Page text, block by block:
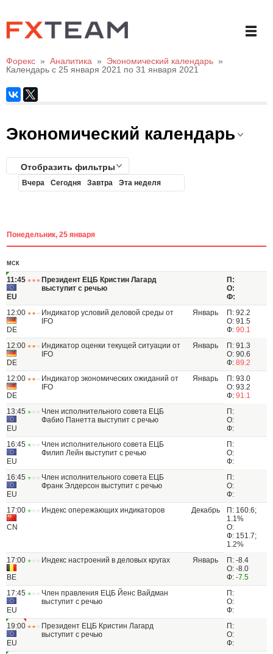
Форекс » Аналитика » Экономический календарь »
Календарь с 25 января 2021 по 31 января 2021
Экономический календарь
Отобразить фильтры
Вчера Сегодня Завтра Эта неделя
Понедельник, 25 января
МСК
11:45
EU
Президент ЕЦБ Кристин Лагард
выступит с речью
П:
О:
Ф:
12:00
DE
Индикатор условий деловой среды от
IFO
Январь
П: 92.2
О: 91.5
Ф: 90.1
12:00
DE
Индикатор оценки текущей ситуации от
IFO
Январь
П: 91.3
О: 90.6
Ф: 89.2
12:00
DE
Индикатор экономических ожиданий от
IFO
Январь
П: 93.0
О: 93.2
Ф: 91.1
13:45
EU
Член исполнительного совета ЕЦБ
Фабио Панетта выступит с речью
П:
О:
Ф:
16:45
EU
Член исполнительного совета ЕЦБ
Филип Лейн выступит с речью
П:
О:
Ф:
16:45
EU
Член исполнительного совета ЕЦБ
Франк Элдерсон выступит с речью
П:
О:
Ф:
17:00
CN
Индекс опережающих индикаторов Декабрь
П: 160.6;
1.1%
О:
Ф: 151.7;
1.2%
17:00
BE
Индекс настроений в деловых кругах Январь
П: -8.4
О: -8.0
Ф: -7.5
17:45
EU
Член правления ЕЦБ Йенс Вайдман
выступит с речью
П:
О:
Ф:
19:00
EU
Президент ЕЦБ Кристин Лагард
выступит с речью
П:
О:
Ф: